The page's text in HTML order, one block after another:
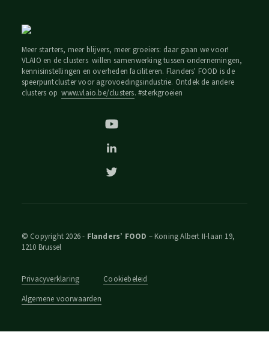
Meer starters, meer blijvers, meer groeiers: daar gaan we voor!
VLAIO en de clusters willen samenwerking tussen ondernemingen,
kennisinstellingen en overheden faciliteren. Flanders' FOOD is de
speerpuntcluster voor agrovoedingsindustrie. Ontdek de andere
clusters opwww.vlaio.be/clusters. #sterkgroeien
© Copyright 2026 - Flanders’ FOOD – Koning Albert II-laan 19,
1210 Brussel
Privacyverklaring
Cookiebeleid
Algemene voorwaarden